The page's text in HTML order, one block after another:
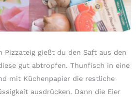
Pizzateig gießt du den Saft aus den
gut abtropfen. Thunfisch in eine
mit Küchenpapier die restliche
ausdrücken. Dann die Eier